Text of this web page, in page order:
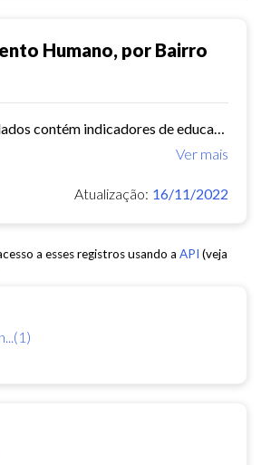
Humano, por Bairro
Ver mais
Atualização: 16/11/2022
a esses registros usando a API (veja